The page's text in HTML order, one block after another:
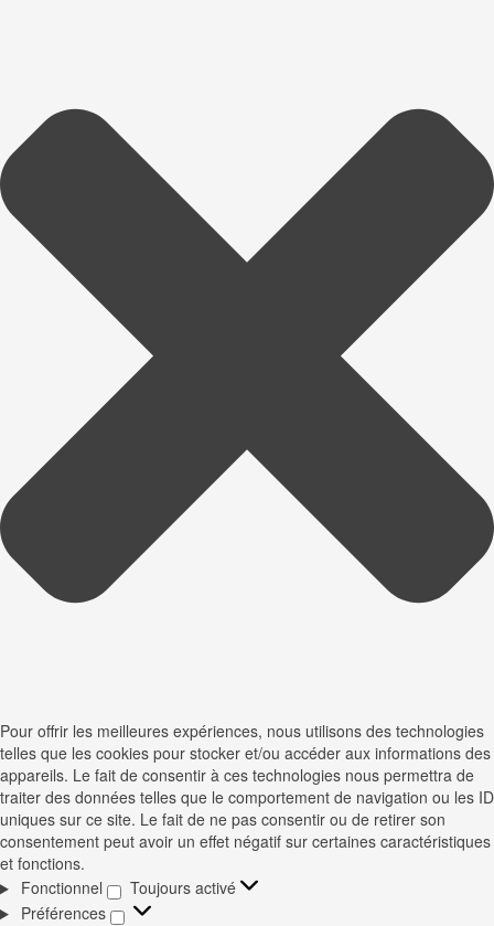
Pour offrir les meilleures expériences, nous utilisons des technologies
telles que les cookies pour stocker et/ou accéder aux informations des
appareils. Le fait de consentir à ces technologies nous permettra de
traiter des données telles que le comportement de navigation ou les ID
uniques sur ce site. Le fait de ne pas consentir ou de retirer son
consentement peut avoir un effet négatif sur certaines caractéristiques
et fonctions.
Fonctionnel
Fonctionnel
Toujours activé
Préférences